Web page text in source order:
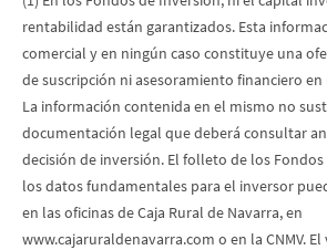
rentabilidad están garantizados. Esta
comercial y en ningún caso constituye una
de suscripción ni asesoramiento financiero
La información contenida en el mismo no
documentación legal que deberá consultar
decisión de inversión. El folleto de los
los datos fundamentales para el inversor
en las oficinas de Caja Rural de Navarra, en
www.cajaruraldenavarra.com o en la CNMV.